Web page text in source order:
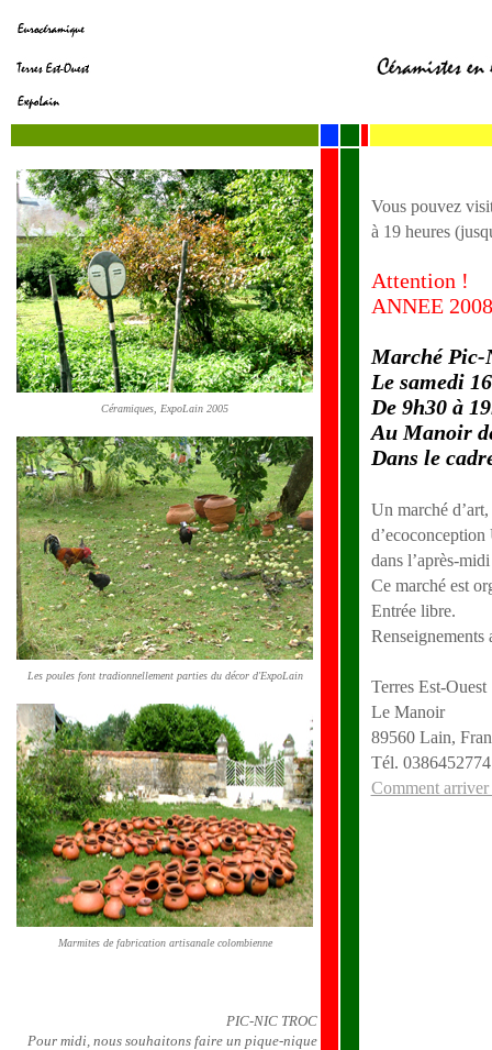
Céramiques, ExpoLain 2005
Les poules font tradionnellement parties du décor d'ExpoLain
Marmites de fabrication artisanale colombienne
PIC-NIC TROC
Pour midi, nous souhaitons faire un pique-nique
Vous pouvez
à 19 heures
Attention !
ANNEE 2008
Marché Pic-
Le samedi
De 9h30 à
Au Manoir
Dans le
Un marché
dans l’après-
Ce marché est
Entrée libre.
Terres Est-Ouest
Le Manoir
89560 Lain,
Tél. 0386452774
Comment arriver